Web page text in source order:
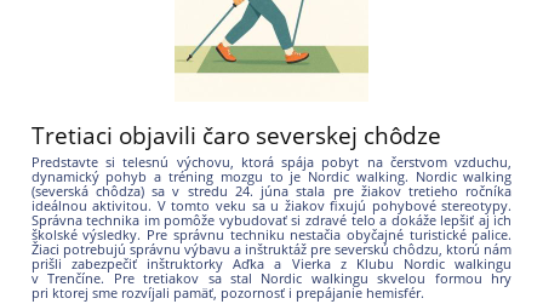
Tretiaci objavili čaro severskej chôdze
Predstavte si telesnú výchovu, ktorá spája pobyt na čerstvom vzduchu,
dynamický pohyb a tréning mozgu to je Nordic walking. Nordic walking
(severská chôdza) sa v stredu 24. júna stala pre žiakov tretieho ročníka
ideálnou aktivitou. V tomto veku sa u žiakov fixujú pohybové stereotypy.
Správna technika im pomôže vybudovať si zdravé telo a dokáže lepšiť aj ich
školské výsledky. Pre správnu techniku nestačia obyčajné turistické palice.
Žiaci potrebujú správnu výbavu a inštruktáž pre severskú chôdzu, ktorú nám
prišli zabezpečiť inštruktorky Aďka a Vierka z Klubu Nordic walkingu
v Trenčíne.
Pre tretiakov sa stal Nordic walkingu skvelou formou hry
pri ktorej sme rozvíjali pamäť, pozornosť i prepájanie hemisfér.